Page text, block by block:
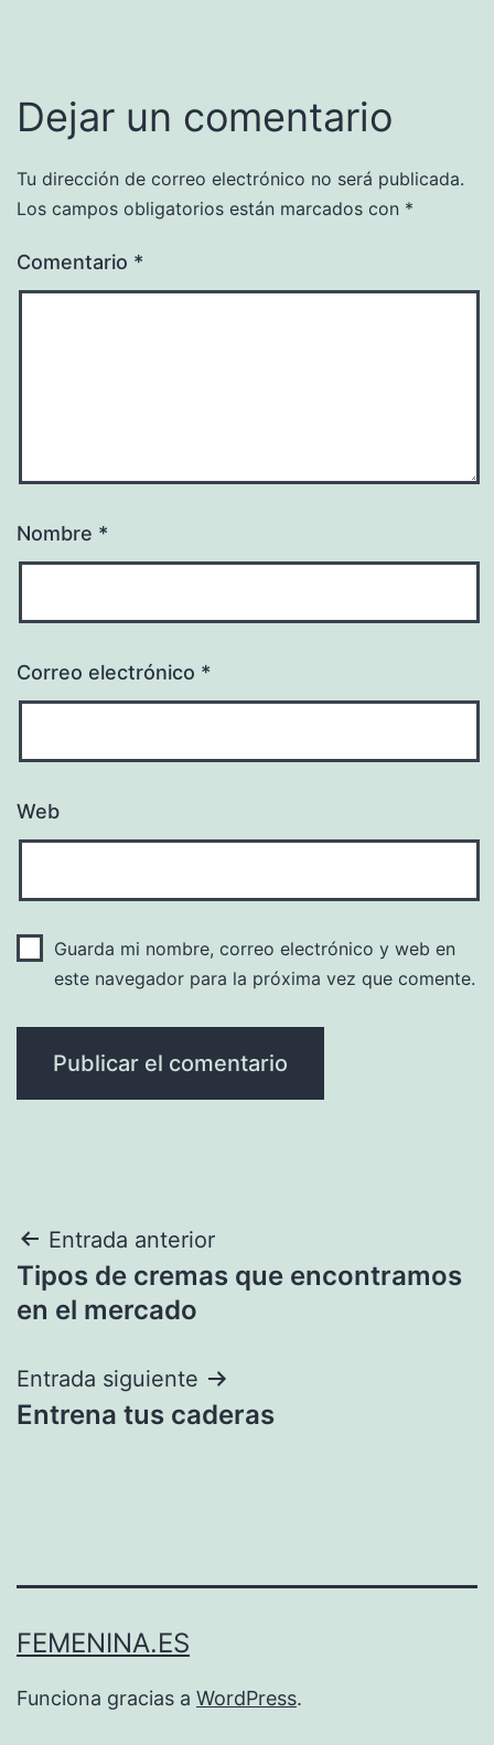
Dejar un comentario
Tu dirección de correo electrónico no será publicada.
Los campos obligatorios están marcados con *
Comentario *
Nombre *
Correo electrónico *
Web
Guarda mi nombre, correo electrónico y web en
este navegador para la próxima vez que comente.
Navegación
de
Entrada anterior
Tipos de cremas que encontramos
en el mercado
Entrada siguiente
Entrena tus caderas
FEMENINA.ES
Funciona gracias a WordPress.